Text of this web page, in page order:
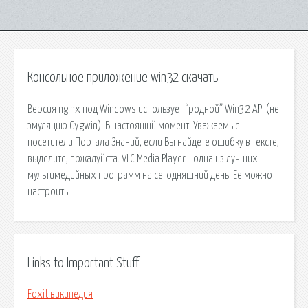
Консольное приложение win32 скачать
Версия nginx под Windows использует “родной” Win32 API (не
эмуляцию Cygwin). В настоящий момент. Уважаемые
посетители Портала Знаний, если Вы найдете ошибку в тексте,
выделите, пожалуйста. VLC Media Player - одна из лучших
мультимедийных программ на сегодняшний день. Ее можно
настроить.
Links to Important Stuff
Foxit википедия